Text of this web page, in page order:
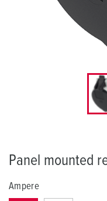
Panel mounted
Ampere